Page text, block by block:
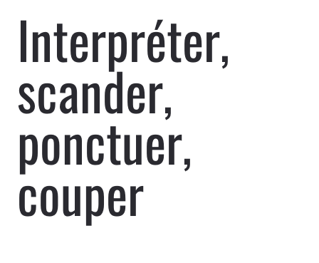
Interpréter,
scander,
ponctuer,
couper